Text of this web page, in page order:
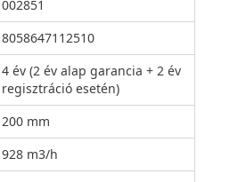
002851
8058647112510
4 év (2 év alap garancia + 2 év
regisztráció esetén)
200 mm
928 m3/h